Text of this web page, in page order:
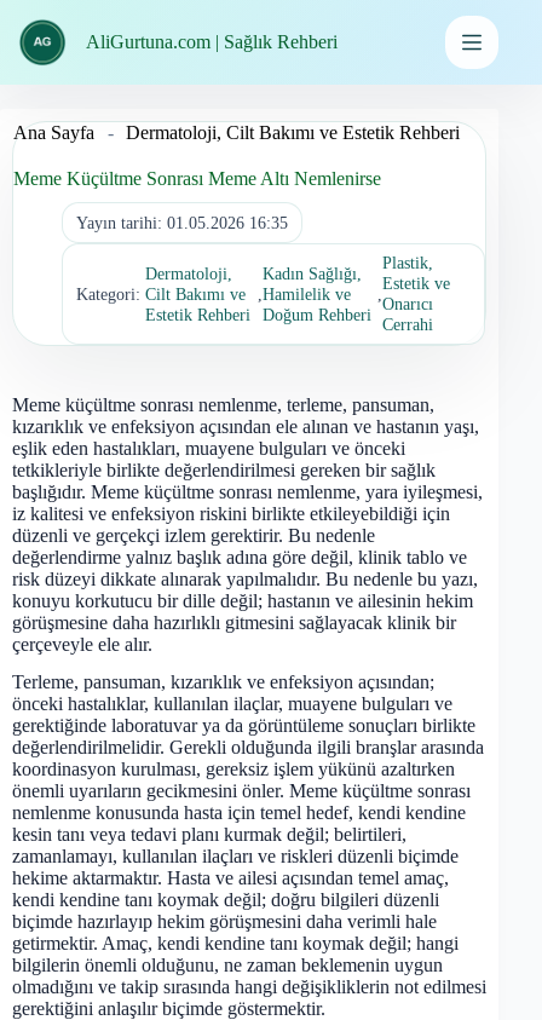
geç
AliGurtuna.com | Sağlık Rehberi
Ana Sayfa - Dermatoloji, Cilt Bakımı ve Estetik Rehberi
Meme Küçültme Sonrası Meme Altı Nemlenirse
Yayın tarihi: 01.05.2026 16:35
Kategori:
Dermatoloji,
Cilt Bakımı ve
Estetik Rehberi
,
Kadın Sağlığı,
Hamilelik ve
Doğum Rehberi
,
Plastik,
Estetik ve
Onarıcı
Cerrahi
Meme küçültme sonrası nemlenme, terleme, pansuman,
kızarıklık ve enfeksiyon açısından ele alınan ve hastanın yaşı,
eşlik eden hastalıkları, muayene bulguları ve önceki
tetkikleriyle birlikte değerlendirilmesi gereken bir sağlık
başlığıdır. Meme küçültme sonrası nemlenme, yara iyileşmesi,
iz kalitesi ve enfeksiyon riskini birlikte etkileyebildiği için
düzenli ve gerçekçi izlem gerektirir. Bu nedenle
değerlendirme yalnız başlık adına göre değil, klinik tablo ve
risk düzeyi dikkate alınarak yapılmalıdır. Bu nedenle bu yazı,
konuyu korkutucu bir dille değil; hastanın ve ailesinin hekim
görüşmesine daha hazırlıklı gitmesini sağlayacak klinik bir
çerçeveyle ele alır.
Terleme, pansuman, kızarıklık ve enfeksiyon açısından;
önceki hastalıklar, kullanılan ilaçlar, muayene bulguları ve
gerektiğinde laboratuvar ya da görüntüleme sonuçları birlikte
değerlendirilmelidir. Gerekli olduğunda ilgili branşlar arasında
koordinasyon kurulması, gereksiz işlem yükünü azaltırken
önemli uyarıların gecikmesini önler. Meme küçültme sonrası
nemlenme konusunda hasta için temel hedef, kendi kendine
kesin tanı veya tedavi planı kurmak değil; belirtileri,
zamanlamayı, kullanılan ilaçları ve riskleri düzenli biçimde
hekime aktarmaktır. Hasta ve ailesi açısından temel amaç,
kendi kendine tanı koymak değil; doğru bilgileri düzenli
biçimde hazırlayıp hekim görüşmesini daha verimli hale
getirmektir. Amaç, kendi kendine tanı koymak değil; hangi
bilgilerin önemli olduğunu, ne zaman beklemenin uygun
olmadığını ve takip sırasında hangi değişikliklerin not edilmesi
gerektiğini anlaşılır biçimde göstermektir.